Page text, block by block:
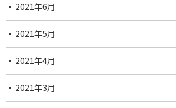
2021年6月
2021年5月
2021年4月
2021年3月